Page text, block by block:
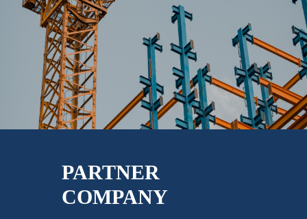
PARTNER
COMPANY